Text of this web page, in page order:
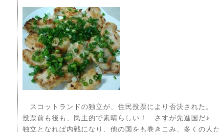
スコットランドの独立が、住民投票により否決された。
投票前も後も、民主的で素晴らしい！ さすが先進国だ♪
独立となれば内戦になり、他の国をも巻きこみ、多くの人